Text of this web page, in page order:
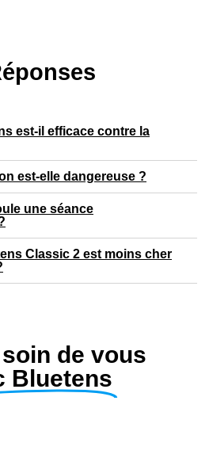
est-il efficace contre la
est-elle dangereuse ?
une séance
Classic 2 est moins cher
de vous
Bluetens